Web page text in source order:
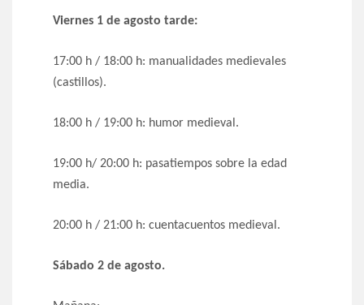
Viernes 1 de agosto tarde:
17:00 h / 18:00 h: manualidades medievales
(castillos).
18:00 h / 19:00 h: humor medieval.
19:00 h/ 20:00 h: pasatiempos sobre la edad
media.
20:00 h / 21:00 h: cuentacuentos medieval.
Sábado 2 de agosto.